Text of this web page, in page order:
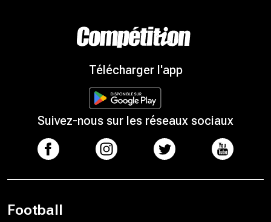
Télécharger l'app
Suivez-nous sur les réseaux sociaux
Football